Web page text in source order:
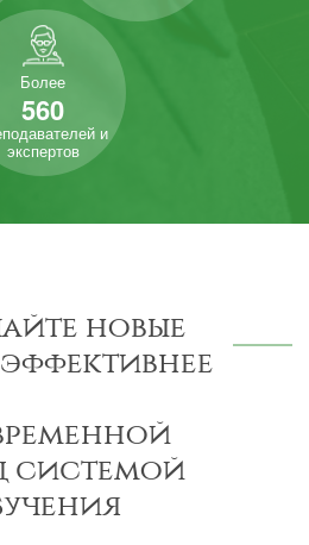
Более
560
и
экспертов
новые
системой